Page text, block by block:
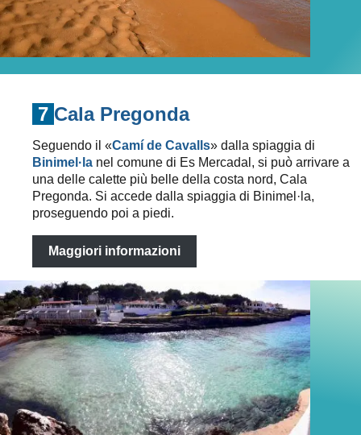
7 Cala Pregonda
Seguendo il «Camí de Cavalls» dalla spiaggia di
Binimel·la nel comune di Es Mercadal, si può arrivare a
una delle calette più belle della costa nord, Cala
Pregonda. Si accede dalla spiaggia di Binimel·la,
proseguendo poi a piedi.
Maggiori informazioni